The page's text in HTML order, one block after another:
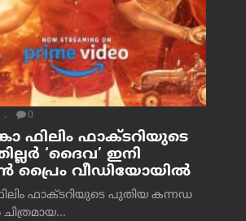
. 0
ഫിലിം ഫാക്ടറിയുടെ
‘ദൈവ’ ഇനി
വീഡിയോയിൽ
ഫാക്ടറിയുടെ പുതിയ കന്നഡ